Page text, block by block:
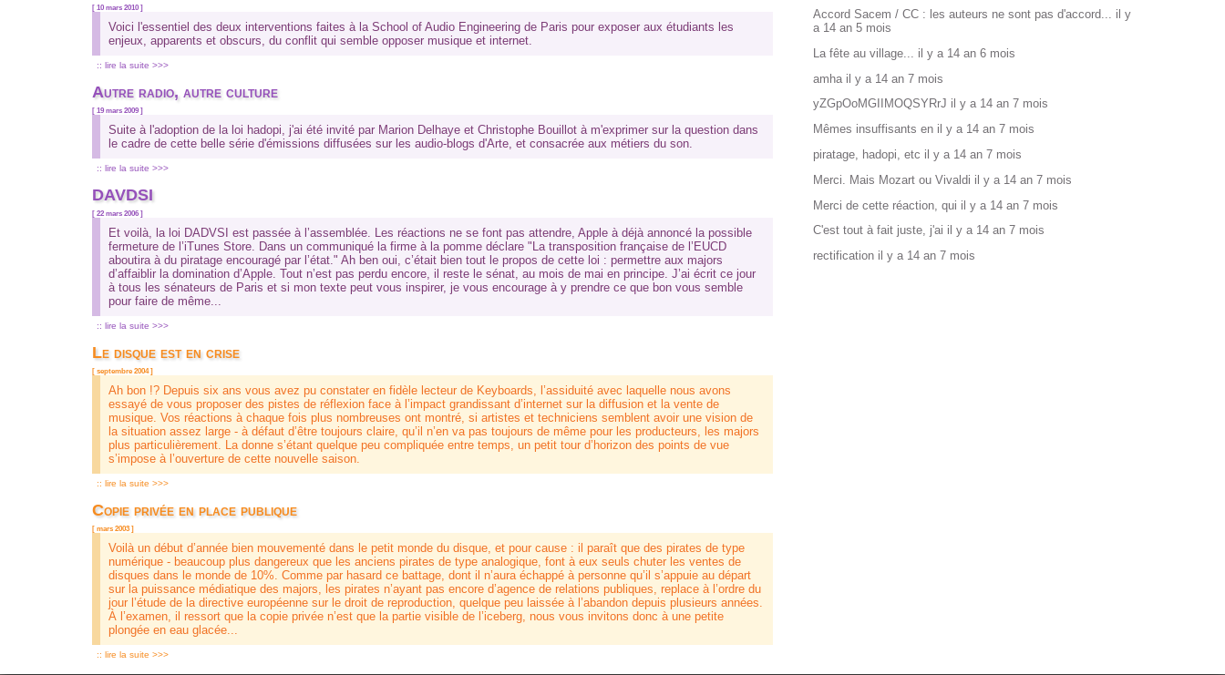
[ 10 mars 2010 ]
Voici l'essentiel des deux interventions faites à la School of Audio Engineering de Paris pour exposer aux étudiants les
enjeux, apparents et obscurs, du conflit qui semble opposer musique et internet.
:: lire la suite >>>
Autre radio, autre culture
[ 19 mars 2009 ]
Suite à l'adoption de la loi hadopi, j'ai été invité par Marion Delhaye et Christophe Bouillot à m'exprimer sur la question dans
le cadre de cette belle série d'émissions diffusées sur les audio-blogs d'Arte, et consacrée aux métiers du son.
:: lire la suite >>>
DAVDSI
[ 22 mars 2006 ]
Et voilà, la loi DADVSI est passée à l’assemblée. Les réactions ne se font pas attendre, Apple à déjà annoncé la possible
fermeture de l’iTunes Store. Dans un communiqué la firme à la pomme déclare "La transposition française de l’EUCD
aboutira à du piratage encouragé par l’état." Ah ben oui, c’était bien tout le propos de cette loi : permettre aux majors
d’affaiblir la domination d’Apple. Tout n’est pas perdu encore, il reste le sénat, au mois de mai en principe. J’ai écrit ce jour
à tous les sénateurs de Paris et si mon texte peut vous inspirer, je vous encourage à y prendre ce que bon vous semble
pour faire de même...
:: lire la suite >>>
Le disque est en crise
[ septembre 2004 ]
Ah bon !? Depuis six ans vous avez pu constater en fidèle lecteur de Keyboards, l’assiduité avec laquelle nous avons
essayé de vous proposer des pistes de réflexion face à l’impact grandissant d’internet sur la diffusion et la vente de
musique. Vos réactions à chaque fois plus nombreuses ont montré, si artistes et techniciens semblent avoir une vision de
la situation assez large - à défaut d’être toujours claire, qu’il n’en va pas toujours de même pour les producteurs, les majors
plus particulièrement. La donne s’étant quelque peu compliquée entre temps, un petit tour d’horizon des points de vue
s’impose à l’ouverture de cette nouvelle saison.
:: lire la suite >>>
Copie privée en place publique
[ mars 2003 ]
Voilà un début d’année bien mouvementé dans le petit monde du disque, et pour cause : il paraît que des pirates de type
numérique - beaucoup plus dangereux que les anciens pirates de type analogique, font à eux seuls chuter les ventes de
disques dans le monde de 10%. Comme par hasard ce battage, dont il n’aura échappé à personne qu’il s’appuie au départ
sur la puissance médiatique des majors, les pirates n’ayant pas encore d’agence de relations publiques, replace à l’ordre du
jour l’étude de la directive européenne sur le droit de reproduction, quelque peu laissée à l’abandon depuis plusieurs années.
À l’examen, il ressort que la copie privée n’est que la partie visible de l’iceberg, nous vous invitons donc à une petite
plongée en eau glacée...
:: lire la suite >>>
Accord Sacem / CC : les auteurs ne sont pas d'accord...
il y
a 14 an 5 mois
La fête au village...
il y a 14 an 6 mois
amha il y a 14 an 7 mois
yZGpOoMGIIMOQSYRrJ il y a 14 an 7 mois
Mêmes insuffisants en il y a 14 an 7 mois
piratage, hadopi, etc il y a 14 an 7 mois
Merci. Mais Mozart ou Vivaldi il y a 14 an 7 mois
Merci de cette réaction, qui il y a 14 an 7 mois
C'est tout à fait juste, j'ai il y a 14 an 7 mois
rectification il y a 14 an 7 mois